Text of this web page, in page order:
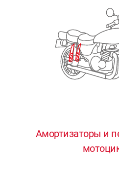
Амортизаторы и
0 1
2
3
4
6
7
2
3
4
6
7